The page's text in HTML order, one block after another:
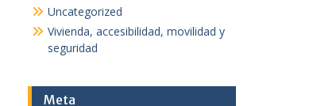
Uncategorized
Vivienda, accesibilidad, movilidad y
seguridad
Meta